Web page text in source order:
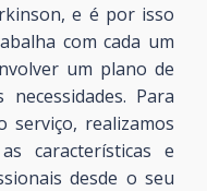
e é por isso
com cada um
um plano de
Para
serviço, realizamos
características e
desde o seu